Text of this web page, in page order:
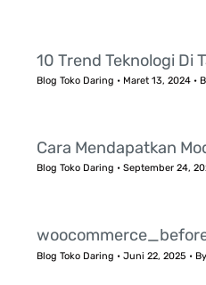
10 Trend Teknologi Di
Blog Toko Daring • Maret 13, 2024 •
Cara Mendapatkan
Blog Toko Daring •September 24,
Blog Toko Daring •Juni 22, 2025 •